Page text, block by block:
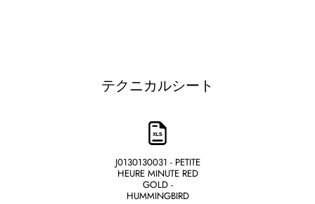
テクニカルシート
J0130130031 - PETITE
HEURE MINUTE RED
GOLD -
HUMMINGBIRD